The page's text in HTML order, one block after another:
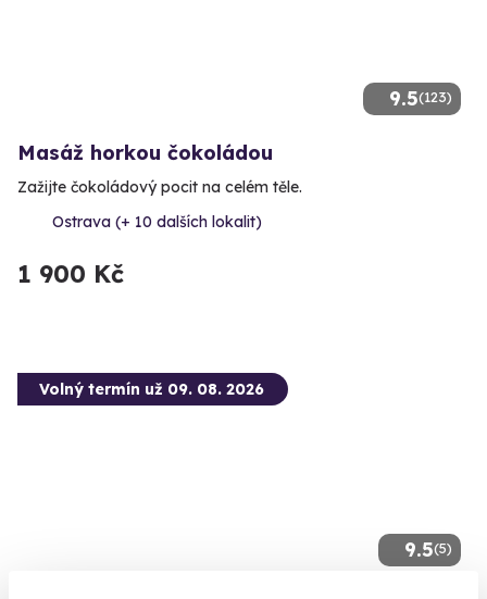
9.5(123)
Masáž horkou čokoládou
Zažijte čokoládový pocit na celém těle.
Ostrava (+ 10 dalších lokalit)
1 900 Kč
9.5(5)
Volný termín už 09. 08. 2026